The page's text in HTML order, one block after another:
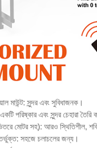
মাউন্ট: সুন্দর এবং সুবিধাজনক।
পরিষ্কার এবং সুন্দর চেহারা তৈরি
মোটর সহ): আরও স্থিতিশীল,
সহজে চলাচলের জন্য।